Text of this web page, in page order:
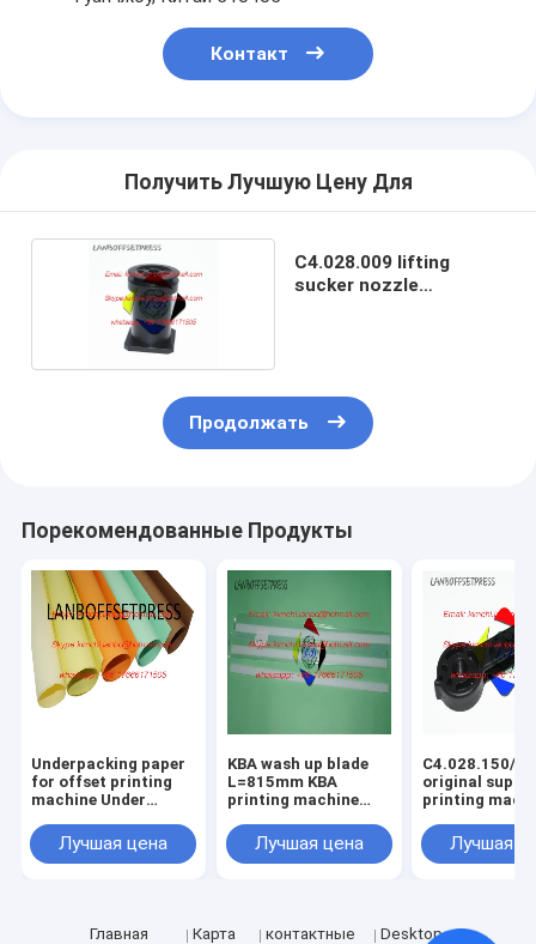
Контакт
Получить Лучшую Цену Для
C4.028.009 lifting
sucker nozzle
Продолжать
Порекомендованные Продукты
Underpacking paper
for offset printing
machine Under
Лучшая цена
KBA wash up blade
L=815mm KBA
printing machine
Лучшая цена
C4.028.150/01
original
printing
Лучшая
Главная
Карта
контактные
Desktop